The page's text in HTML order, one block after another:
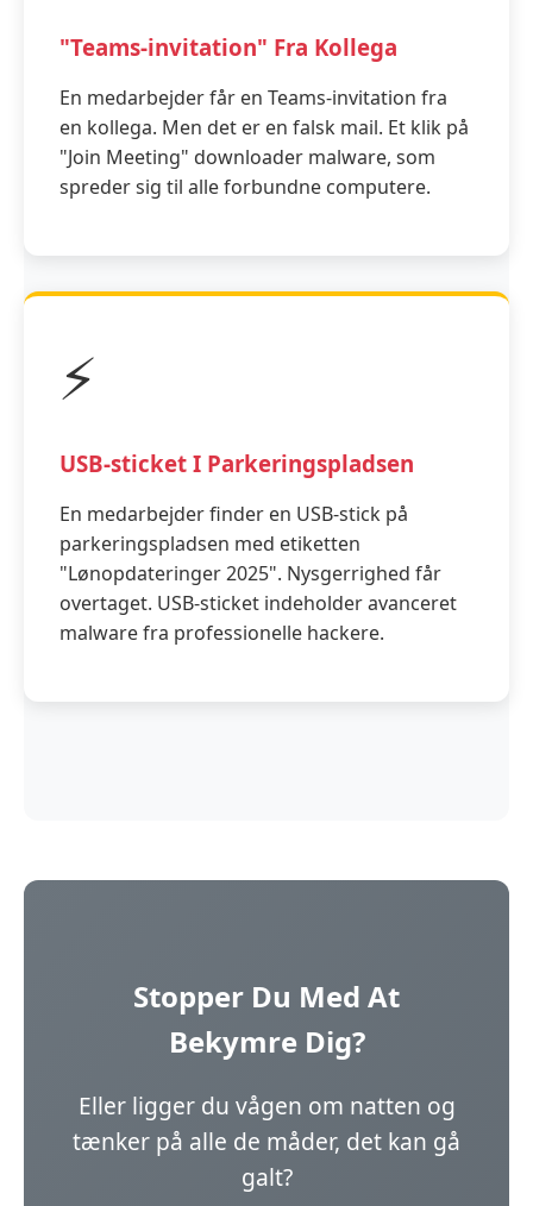
"Teams-invitation" Fra Kollega
En medarbejder får en Teams-invitation fra
en kollega. Men det er en falsk mail. Et klik på
"Join Meeting" downloader malware, som
spreder sig til alle forbundne computere.
⚡
USB-sticket I Parkeringspladsen
En medarbejder finder en USB-stick på
parkeringspladsen med etiketten
"Lønopdateringer 2025". Nysgerrighed får
overtaget. USB-sticket indeholder avanceret
malware fra professionelle hackere.
Stopper Du Med At
Bekymre Dig?
Eller ligger du vågen om natten og
tænker på alle de måder, det kan gå
galt?